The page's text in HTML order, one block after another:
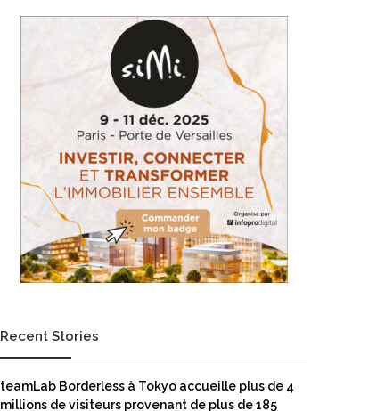
Recent Stories
teamLab Borderless à Tokyo accueille plus de 4
millions de visiteurs provenant de plus de 185